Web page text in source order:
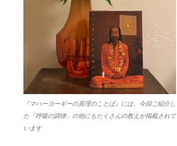
『マハーヨーギーの真理のことば』には、今回ご紹介し
た「呼吸の調律」の他にもたくさんの教えが掲載されて
います